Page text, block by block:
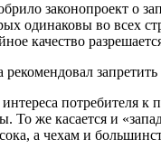
законопроект о
одинаковы во всех
качество
потребителя
же касается и
а чехам и